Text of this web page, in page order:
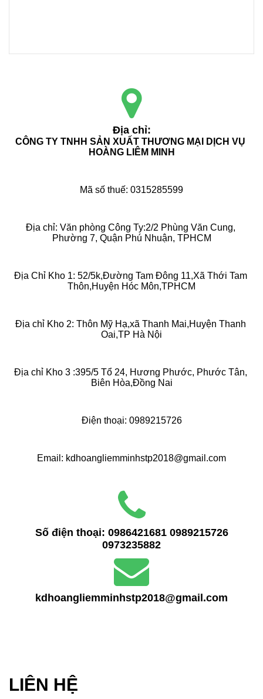
LIÊN HỆ
Địa chỉ:
CÔNG TY TNHH SẢN XUẤT THƯƠNG MẠI DỊCH VỤ
HOÀNG LIÊM MINH
Mã số thuế: 0315285599
Địa chỉ: Văn phòng Công Ty:2/2 Phùng Văn Cung,
Phường 7, Quận Phú Nhuận, TPHCM
Địa Chỉ Kho 1: 52/5k,Đường Tam Đông 11,Xã Thới Tam
Thôn,Huyện Hóc Môn,TPHCM
Địa chỉ Kho 2: Thôn Mỹ Hạ,xã Thanh Mai,Huyện Thanh
Oai,TP Hà Nội
Địa chỉ Kho 3 :395/5 Tổ 24, Hương Phước, Phước Tân,
Biên Hòa,Đồng Nai
Điện thoại: 0989215726
Email: kdhoangliemminhstp2018@gmail.com
Số điện thoại: 0986421681 0989215726
0973235882
kdhoangliemminhstp2018@gmail.com